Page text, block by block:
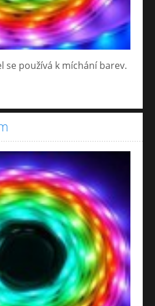
se používá k míchání barev.